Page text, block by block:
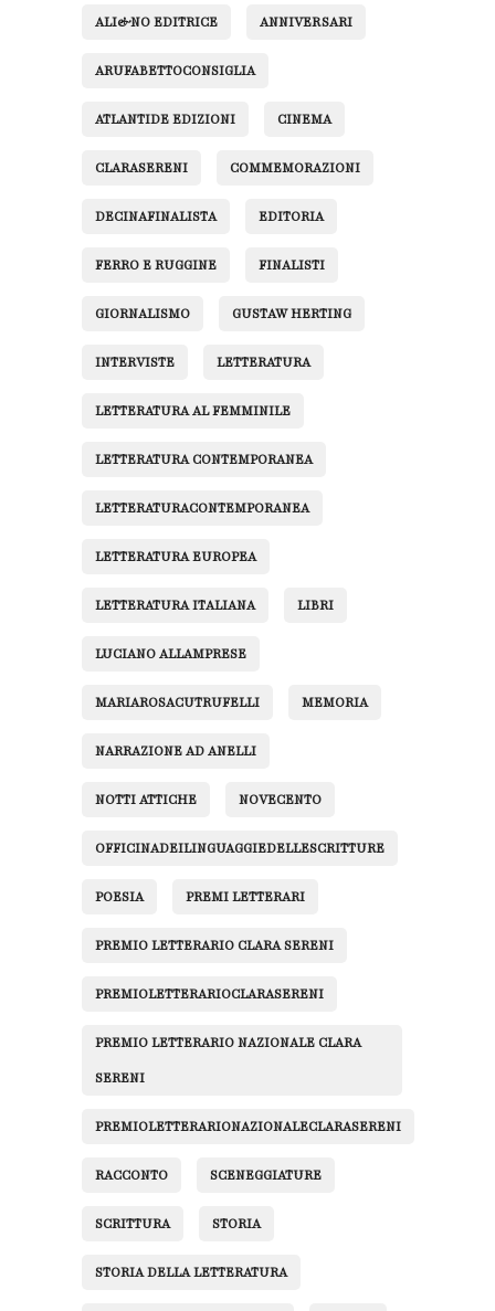
ALI&NO EDITRICE ANNIVERSARI
ARUFABETTOCONSIGLIA
ATLANTIDE EDIZIONI CINEMA
CLARASERENI COMMEMORAZIONI
DECINAFINALISTA EDITORIA
FERRO E RUGGINE FINALISTI
GIORNALISMO GUSTAW HERTING
INTERVISTE LETTERATURA
LETTERATURA AL FEMMINILE
LETTERATURA CONTEMPORANEA
LETTERATURACONTEMPORANEA
LETTERATURA EUROPEA
LETTERATURA ITALIANA LIBRI
LUCIANO ALLAMPRESE
MARIAROSACUTRUFELLI MEMORIA
NARRAZIONE AD ANELLI
NOTTI ATTICHE NOVECENTO
OFFICINADEILINGUAGGIEDELLESCRITTURE
POESIA PREMI LETTERARI
PREMIO LETTERARIO CLARA SERENI
PREMIOLETTERARIOCLARASERENI
PREMIO LETTERARIO NAZIONALE CLARA
SERENI
PREMIOLETTERARIONAZIONALECLARASERENI
RACCONTO SCENEGGIATURE
SCRITTURA STORIA
STORIA DELLA LETTERATURA